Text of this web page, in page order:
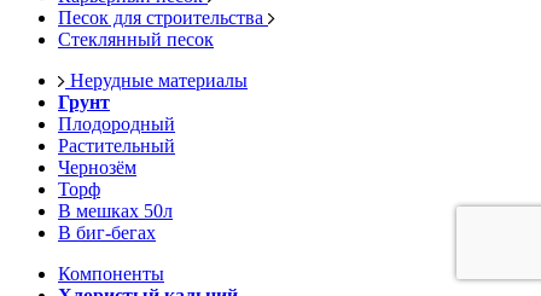
Песок для строительства
Стеклянный песок
Нерудные материалы
Грунт
Плодородный
Растительный
Чернозём
Торф
В мешках 50л
В биг-бегах
Компоненты